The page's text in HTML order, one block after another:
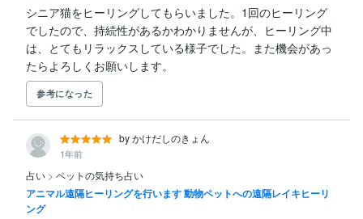
シニア猫をヒーリングしてもらいました。1回のヒーリング
でしたので、持続性があるかわかりませんが、ヒーリング中
は、とてもリラックスしている様子でした。また機会があっ
たらよろしくお願いします。
参考になった
by かけだしのきょん
1年前
占い > ペットの気持ち占い
アニマル遠隔ヒーリングを行います 動物ペットへの遠隔レイキヒーリ
ング